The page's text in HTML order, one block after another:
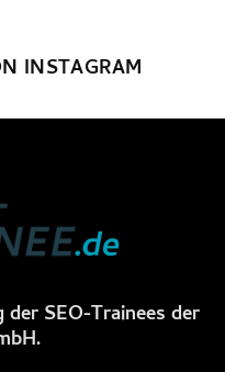
INSTAGRAM
SEO-Trainees der